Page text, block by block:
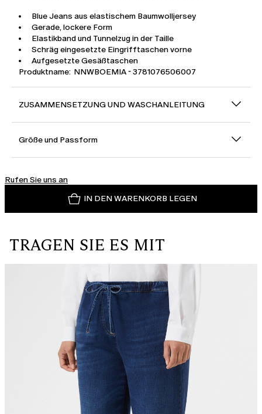
Blue Jeans aus elastischem Baumwolljersey
Gerade, lockere Form
Elastikband und Tunnelzug in der Taille
Schräg eingesetzte Eingrifftaschen vorne
Aufgesetzte Gesäßtaschen
Produktname: NNWBOEMIA - 3781076506007
ZUSAMMENSETZUNG UND WASCHANLEITUNG
Größe und Passform
Rufen Sie uns an
IN DEN WARENKORB LEGEN
TRAGEN SIE ES MIT